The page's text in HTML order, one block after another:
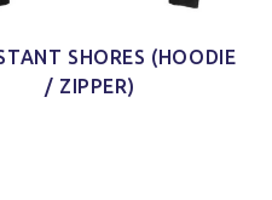
SHORES (HOODIE
/ ZIPPER)